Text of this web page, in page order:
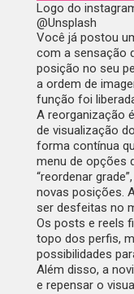
Logo do
@Unsplash
Você já postou
com a sensação
posição no seu
a ordem de
função foi
A reorganização
de visualização
forma contínua
menu de opções
“reordenar
novas posições.
ser desfeitas no
Os posts e reels
topo dos perfis,
possibilidades
Além disso, a
e repensar o